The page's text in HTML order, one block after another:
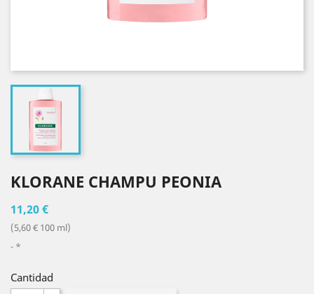
KLORANE CHAMPU PEONIA
11,20 €
(5,60 € 100 ml)
*
Cantidad